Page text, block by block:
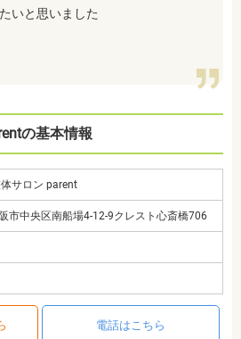
いと思いました
の基本情報
サロン parent
市中央区南船場4-12-9クレスト心斎橋706
電話はこちら